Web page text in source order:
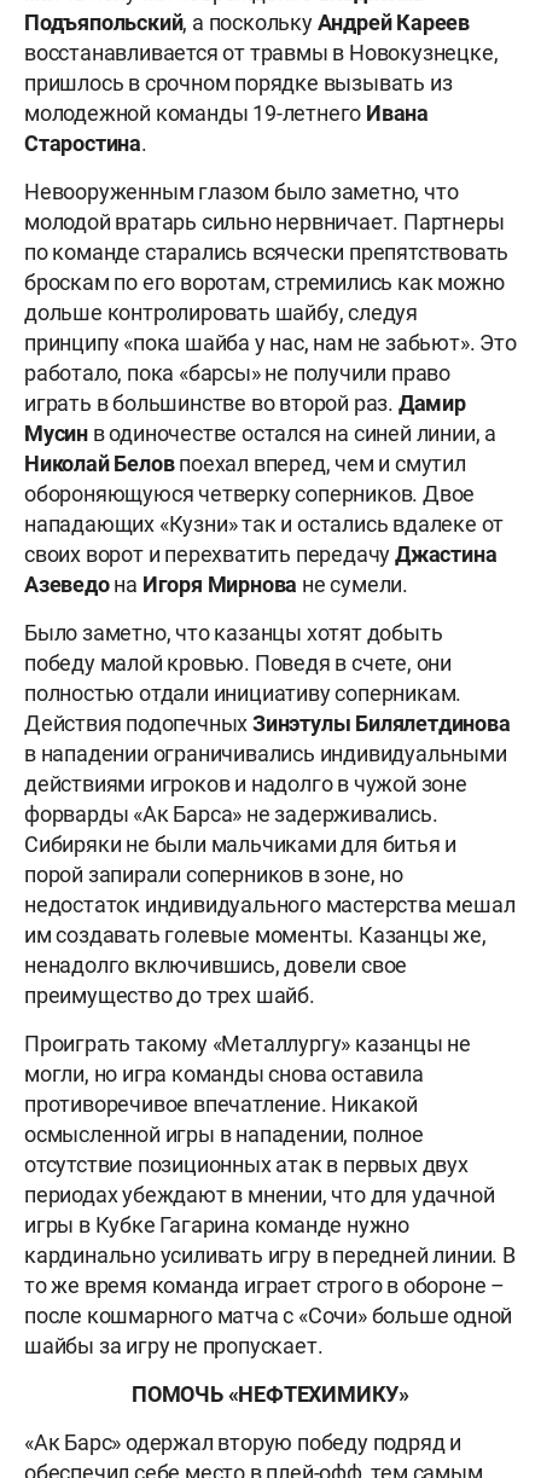
Подъяпольский, а посколькуАндрей Кареев
восстанавливается от травмы в Новокузнецке,
пришлось в срочном порядке вызывать из
молодежной команды 19-летнего Ивана
Старостина.
Невооруженным глазом было заметно, что
молодой вратарь сильно нервничает. Партнеры
по команде старались всячески препятствовать
броскам по его воротам, стремились как можно
дольше контролировать шайбу, следуя
принципу «пока шайба у нас, нам не забьют». Это
работало, пока «барсы» не получили право
играть в большинстве во второй раз. Дамир
Мусин в одиночестве остался на синей линии, а
Николай Беловпоехал вперед, чем и смутил
обороняющуюся четверку соперников. Двое
нападающих «Кузни» так и остались вдалеке от
своих ворот и перехватить передачуДжастина
Азеведона Игоря Мирнова не сумели.
Было заметно, что казанцы хотят добыть
победу малой кровью. Поведя в счете, они
полностью отдали инициативу соперникам.
Действия подопечныхЗинэтулы Билялетдинова
в нападении ограничивались индивидуальными
действиями игроков и надолго в чужой зоне
форварды «Ак Барса» не задерживались.
Сибиряки не были мальчиками для битья и
порой запирали соперников в зоне, но
недостаток индивидуального мастерства мешал
им создавать голевые моменты. Казанцы же,
ненадолго включившись, довели свое
преимущество до трех шайб.
Проиграть такому «Металлургу» казанцы не
могли, но игра команды снова оставила
противоречивое впечатление. Никакой
осмысленной игры в нападении, полное
отсутствие позиционных атак в первых двух
периодах убеждают в мнении, что для удачной
игры в Кубке Гагарина команде нужно
кардинально усиливать игру в передней линии. В
то же время команда играет строго в обороне –
после кошмарного матча с «Сочи» больше одной
шайбы за игру не пропускает.
ПОМОЧЬ «НЕФТЕХИМИКУ»
«Ак Барс» одержал вторую победу подряд и
обеспечил себе место в плей-офф, тем самым